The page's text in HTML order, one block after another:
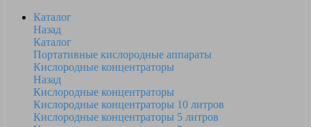
Каталог
Назад
Каталог
Портативные кислородные аппараты
Кислородные концентраторы
Назад
Кислородные концентраторы
Кислородные концентраторы 10 литров
Кислородные концентраторы 5 литров